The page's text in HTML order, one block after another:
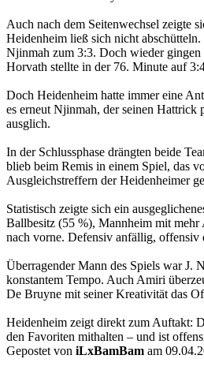
Auch nach dem Seitenwechsel zeigte
Heidenheim ließ sich nicht
Njinmah zum 3:3. Doch wieder gingen
Horvath stellte in der 76. Minute auf
Doch Heidenheim hatte immer eine
es erneut Njinmah, der seinen Hattrick
ausglich.
In der Schlussphase drängten beide
blieb beim Remis in einem Spiel, das
Ausgleichstreffern der Heidenheimer
Statistisch zeigte sich ein
Ballbesitz (55 %), Mannheim mit mehr
nach vorne. Defensiv anfällig, offensiv
Überragender Mann des Spiels war J.
konstantem Tempo. Auch Amiri
De Bruyne mit seiner Kreativität das
Heidenheim zeigt direkt zum Auftakt:
den Favoriten mithalten – und ist
Gepostet von iLxBamBam am